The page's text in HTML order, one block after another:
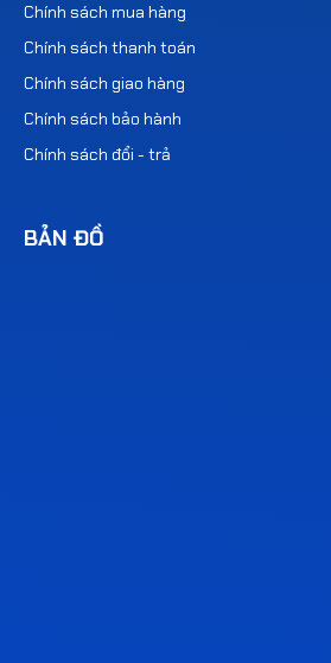
Chính sách mua hàng
Chính sách thanh toán
Chính sách giao hàng
Chính sách bảo hành
Chính sách đổi - trả
BẢN ĐỒ